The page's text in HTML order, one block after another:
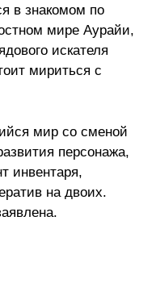
в знакомом по
мире Аурайи,
искателя
мириться с
мир со сменой
персонажа,
инвентаря,
на двоих.